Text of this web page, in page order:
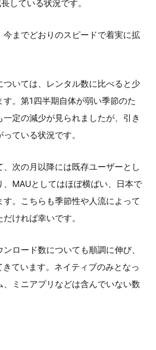
している状況です。
までどおりのスピードで着実に拡
いては、レンタル数に比べると少
。第1四半期自体が弱い季節のた
定の減少が見られましたが、引き
ている状況です。
次の月以降には既存ユーザーとし
MAUとしてはほぼ横ばい、日本で
。こちらも季節性や人流によって
ければ幸いです。
ロード数についても順調に伸び、
ています。ネイティブのみとなっ
ミニアプリなどは含んでいない数